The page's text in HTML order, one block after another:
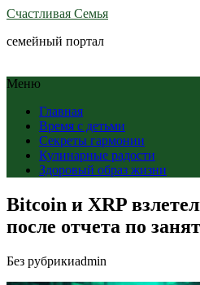
Счастливая Семья
семейный портал
Меню
Главная
Время с детьми
Секреты гармонии
Кулинарные радости
Здоровый образ жизни
Bitcoin и XRP
после отчета по
Без рубрикиadmin